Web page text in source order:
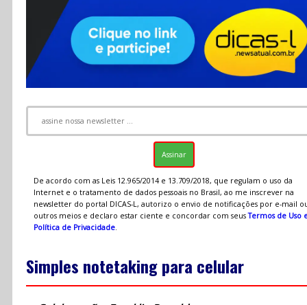
RSS
De acordo com as Leis 12.965/2014 e 13.709/2018, que regulam o uso da
Internet e o tratamento de dados pessoais no Brasil, ao me inscrever na
newsletter do portal DICAS-L, autorizo o envio de notificações por e-mail
outros meios e declaro estar ciente e concordar com seusTermos de Uso
Política de Privacidade.
Simples notetaking para celular